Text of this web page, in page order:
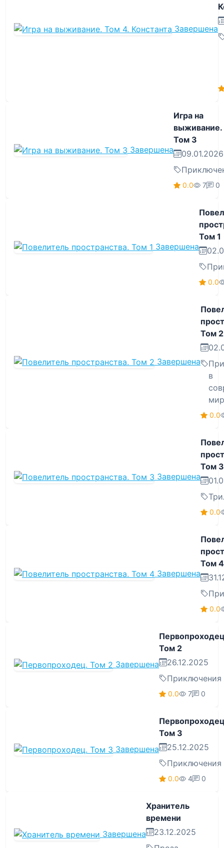
Завершена
Завершена
Игра на
выживание.
Том 3
09.01.2026
0.0 7 0
Завершена
Том 1
0.0
Завершена
Том 2
в
0.0
Завершена
Том 3
0.0
Завершена
Том 4
0.0
Завершена
Том 2
26.12.2025
Приключения
0.0 7 0
Завершена
Том 3
25.12.2025
Приключения
0.0 4 0
Завершена
Хранитель
времени
23.12.2025